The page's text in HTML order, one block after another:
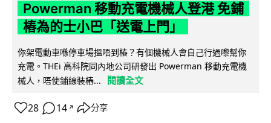
Powerman 移動充電機械人登港 免鋪
樁為的士小巴「送電上門」
你架電動車喺停車場搵唔到樁？有個機械人會自己行過嚟幫你
充電。THEi 高科院同內地公司研發出 Powerman 移動充電機
械人，唔使鋪線裝樁...
閱讀全文
28 14 ↗ 分享